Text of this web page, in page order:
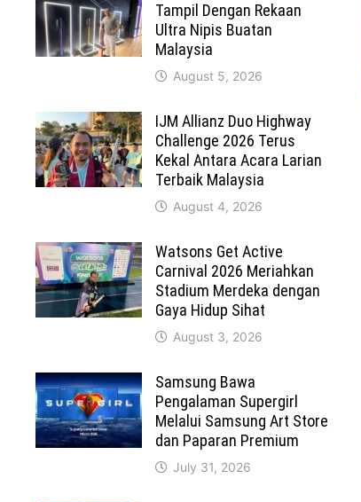
Tampil Dengan Rekaan
Ultra Nipis Buatan
Malaysia
August 5, 2026
IJM Allianz Duo Highway
Challenge 2026 Terus
Kekal Antara Acara Larian
Terbaik Malaysia
August 4, 2026
Watsons Get Active
Carnival 2026 Meriahkan
Stadium Merdeka dengan
Gaya Hidup Sihat
August 3, 2026
Samsung Bawa
Pengalaman Supergirl
Melalui Samsung Art Store
dan Paparan Premium
July 31, 2026